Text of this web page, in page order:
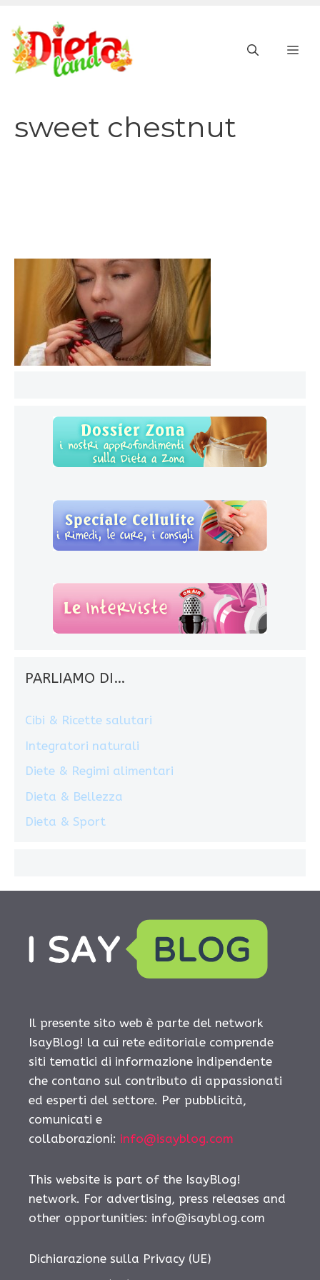
contenuto
sweet chestnut
PARLIAMO DI…
Cibi & Ricette salutari
Integratori naturali
Diete & Regimi alimentari
Dieta & Bellezza
Dieta & Sport
Il presente sito web è parte del network
IsayBlog! la cui rete editoriale comprende
siti tematici di informazione indipendente
che contano sul contributo di appassionati
ed esperti del settore. Per pubblicità,
comunicati e
collaborazioni: info@isayblog.com
This website is part of the IsayBlog!
network. For advertising, press releases and
other opportunities: info@isayblog.com
Dichiarazione sulla Privacy (UE)